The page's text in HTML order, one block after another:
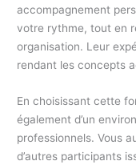
accompagnement
votre rythme, tout en
organisation. Leur
rendant les concepts
En choisissant cette
également d’un
professionnels. Vous
d’autres participants